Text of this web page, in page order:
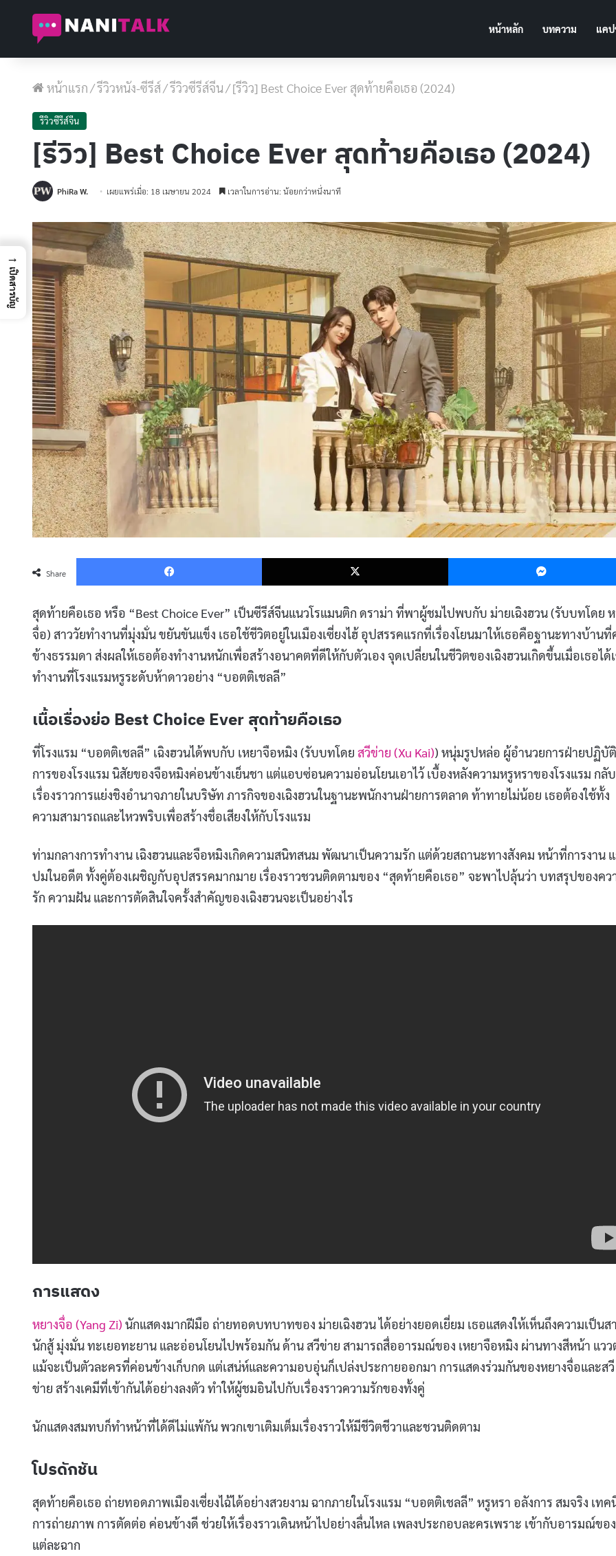
หน้าหลัก บทความ แค
หน้าแรก/รีวิวหนัง-ซีรีส์/รีวิวซีรีส์จีน/[รีวิว] Best Choice Ever สุดท้ายคือเธอ (2024)
รีวิวซีรีส์จีน
[รีวิว] Best Choice Ever สุดท้ายคือเธอ (2024)
PhiRa W. เผยแพร่เมื่อ: 18 เมษายน 2024 เวลาในการอ่าน: น้อยกว่าหนึ่งนาที
Share
Facebook X
สุดท้ายคือเธอ หรือ “Best Choice Ever” เป็นซีรีส์จีนแนวโรแมนติก ดราม่า ที่พาผู้ชมไปพบกับ ม่ายเฉิงฮวน (รับบทโดย
จื่อ) สาววัยทำงานที่มุ่งมั่น ขยันขันแข็ง เธอใช้ชีวิตอยู่ในเมืองเซี่ยงไฮ้ อุปสรรคแรกที่เรื่องโยนมาให้เธอคือฐานะทางบ้าน
ข้างธรรมดา ส่งผลให้เธอต้องทำงานหนักเพื่อสร้างอนาคตที่ดีให้กับตัวเอง จุดเปลี่ยนในชีวิตของเฉิงฮวนเกิดขึ้นเมื่อเธอได้
ทำงานที่โรงแรมหรูระดับห้าดาวอย่าง “บอตติเชลลี”
เนื้อเรื่องย่อ Best Choice Ever สุดท้ายคือเธอ
ที่โรงแรม “บอตติเชลลี” เฉิงฮวนได้พบกับ เหยาจือหมิง (รับบทโดย สวีข่าย (Xu Kai)) หนุ่มรูปหล่อ ผู้อำนวยการฝ่ายปฏิบัติ
การของโรงแรม นิสัยของจือหมิงค่อนข้างเย็นชา แต่แอบซ่อนความอ่อนโยนเอาไว้ เบื้องหลังความหรูหราของโรงแรม กลั
เรื่องราวการแย่งชิงอำนาจภายในบริษัท ภารกิจของเฉิงฮวนในฐานะพนักงานฝ่ายการตลาด ท้าทายไม่น้อย เธอต้องใช้ทั้ง
ความสามารถและไหวพริบเพื่อสร้างชื่อเสียงให้กับโรงแรม
ท่ามกลางการทำงาน เฉิงฮวนและจือหมิงเกิดความสนิทสนม พัฒนาเป็นความรัก แต่ด้วยสถานะทางสังคม หน้าที่การงาน
ปมในอดีต ทั้งคู่ต้องเผชิญกับอุปสรรคมากมาย เรื่องราวชวนติดตามของ “สุดท้ายคือเธอ” จะพาไปลุ้นว่า บทสรุปของคว
รัก ความฝัน และการตัดสินใจครั้งสำคัญของเฉิงฮวนจะเป็นอย่างไร
การแสดง
หยางจื่อ (Yang Zi) นักแสดงมากฝีมือ ถ่ายทอดบทบาทของ ม่ายเฉิงฮวน ได้อย่างยอดเยี่ยม เธอแสดงให้เห็นถึงความเป็นส
นักสู้ มุ่งมั่น ทะเยอทะยาน และอ่อนโยนไปพร้อมกัน ด้าน สวีข่าย สามารถสื่ออารมณ์ของ เหยาจือหมิง ผ่านทางสีหน้า แวว
แม้จะเป็นตัวละครที่ค่อนข้างเก็บกด แต่เสน่ห์และความอบอุ่นก็เปล่งประกายออกมา การแสดงร่วมกันของหยางจื่อและสวี
ข่าย สร้างเคมีที่เข้ากันได้อย่างลงตัว ทำให้ผู้ชมอินไปกับเรื่องราวความรักของทั้งคู่
นักแสดงสมทบก็ทำหน้าที่ได้ดีไม่แพ้กัน พวกเขาเติมเต็มเรื่องราวให้มีชีวิตชีวาและชวนติดตาม
โปรดักชัน
สุดท้ายคือเธอ ถ่ายทอดภาพเมืองเซี่ยงไฉ้ได้อย่างสวยงาม ฉากภายในโรงแรม “บอตติเชลลี” หรูหรา อลังการ สมจริง เทค
การถ่ายภาพ การตัดต่อ ค่อนข้างดี ช่วยให้เรื่องราวเดินหน้าไปอย่างลื่นไหล เพลงประกอบละครเพราะ เข้ากับอารมณ์ของ
แต่ละฉาก
→
เปิดสารบัญ